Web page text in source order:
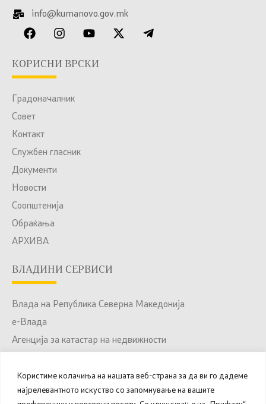
Користиме колачиња на нашата веб-страна за да ви го дадеме
најрелевантното искуство со запомнување на вашите
info@kumanovo.gov.mk
КОРИСНИ ВРСКИ
Градоначалник
Совет
Контакт
Службен гласник
Документи
Новости
Соопштенија
Обраќања
АРХИВА
ВЛАДИНИ СЕРВИСИ
Влада на Република Северна Македонија
е-Влада
Агенција за катастар на недвижности
Портал за отворени податоци
Национален Портал за е-Услуги